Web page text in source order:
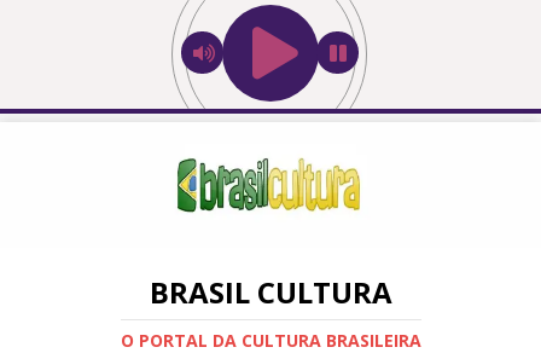
BRASIL CULTURA
O PORTAL DA CULTURA BRASILEIRA